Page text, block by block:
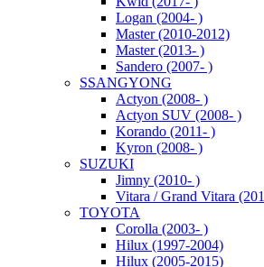
Logan (2004- )
Master (2010-2012)
Master (2013- )
Sandero (2007- )
SSANGYONG
Actyon (2008- )
Actyon SUV (2008- )
Korando (2011- )
Kyron (2008- )
SUZUKI
Jimny (2010- )
Vitara / Grand Vitara
TOYOTA
Corolla (2003- )
Hilux (1997-2004)
Hilux (2005-2015)